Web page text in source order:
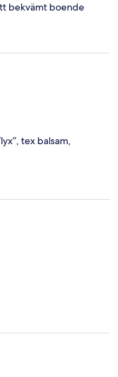
bekvämt boende
tex balsam,